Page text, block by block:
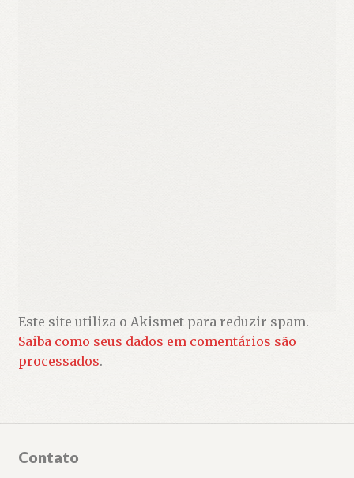
Este site utiliza o Akismet para reduzir spam.
Saiba como seus dados em comentários são
processados.
Contato